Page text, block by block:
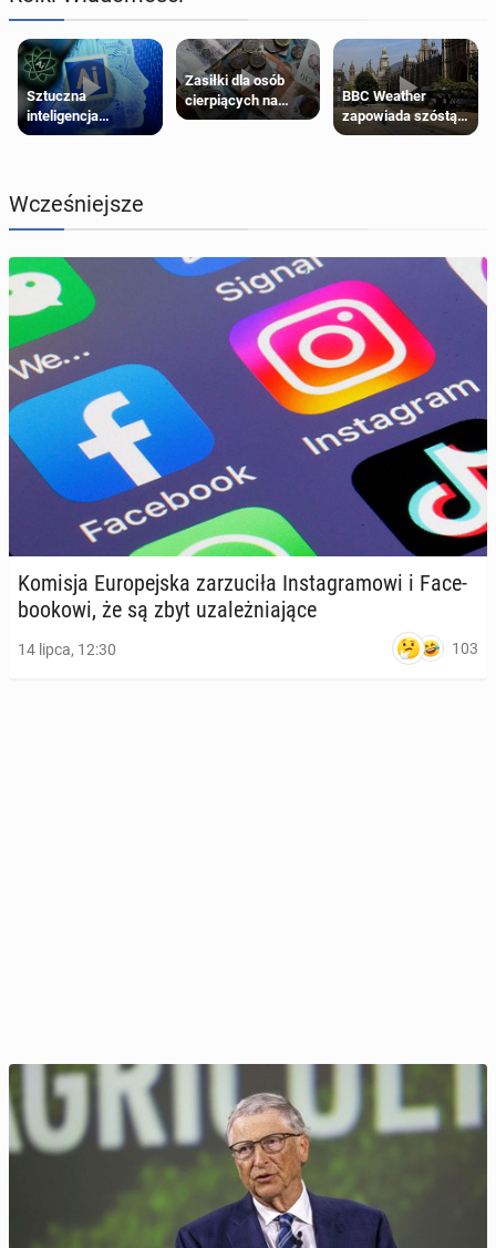
Sztuczna
inteligencja
próbowała oszukać
Zasiłki dla osób
cierpiących na
schorzenia
BBC Weather
zapowiada szóstą
falę upałów w
Wcześniejsze
Komisja Eu­ro­pej­ska za­rzu­ci­ła In­sta­gra­mo­wi i Fa­ce­
bo­oko­wi, że są zbyt uza­leż­nia­ją­ce
14 lipca, 12:30 103